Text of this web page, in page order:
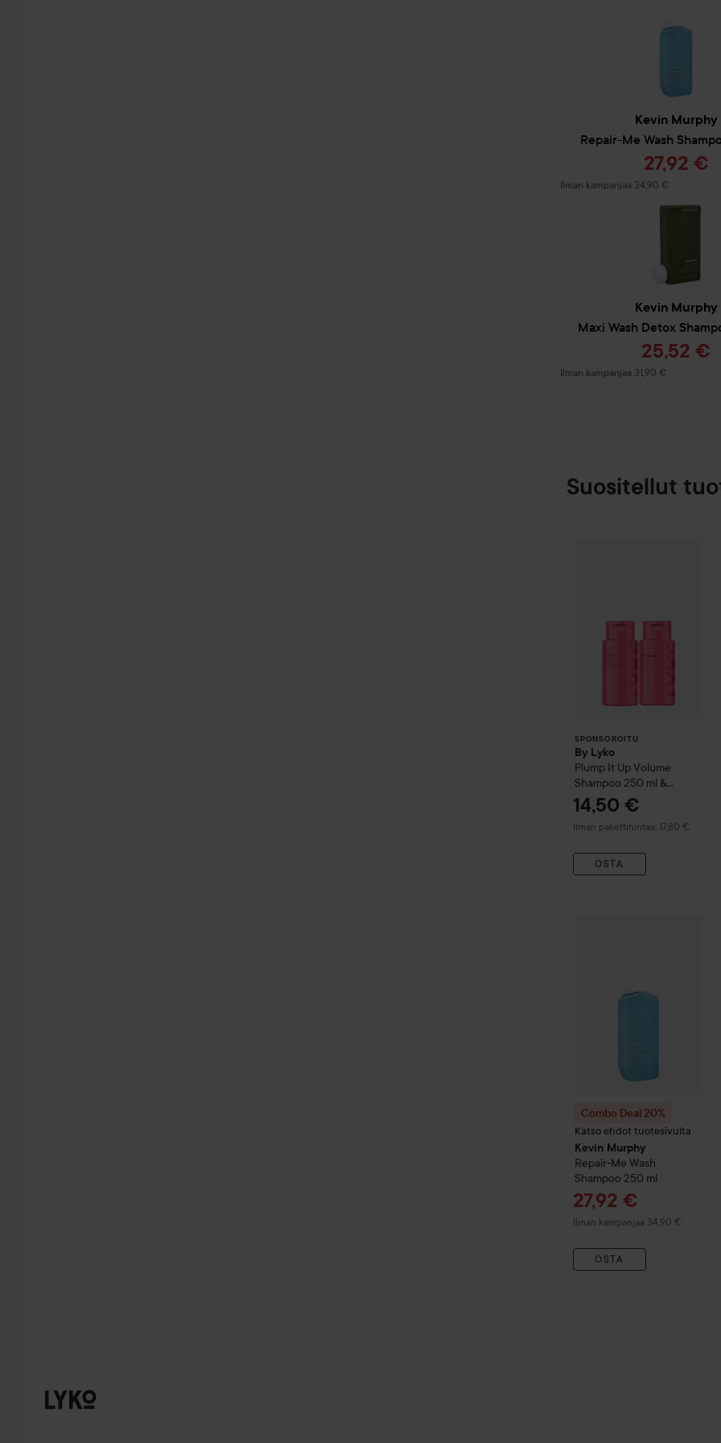
Levitä märkiin hiuksiin ja
vaikuttaa minuutin ajan ja
Kuorii/syväpuhdistaa
hapoilla.
Poistaa ei-toivottuja
Syväpuhdistaa
hiuksille. Tasapainottaa
Kevin Murphy
Repair-Me Wash
27,92 €
Ilman kampanjaa 34,90 €
Kevin Murphy
Maxi Wash Detox
25,52 €
Ilman kampanjaa 31,90 €
Suositellut
SPONSOROITU
By Lyko
Plump It UpVolume
Shampoo 250 ml &
Conditioner 250 ml
14,50 €
Ilman pakettihintaa: 17,80 €
OSTA
Combo Deal 20%
Katso ehdot tuotesivulta
Kevin Murphy
Repair-Me Wash
Shampoo 250 ml
Tarjoushinta
27,92 €
Ilman kampanjaa 34,90 €
OSTA